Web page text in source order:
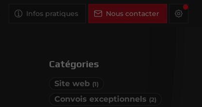
Infos pratiques Nous contacter
Catégories
Site web (1)
Convois exceptionnels (2)